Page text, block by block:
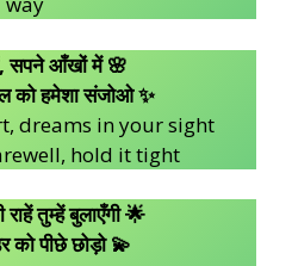
सपने आँखों में 🌸
को हमेशा संजोओ ✨
dreams in your sight
hold it tight
तुम्हें बुलाएँगी 🌟
को पीछे छोड़ो 💫